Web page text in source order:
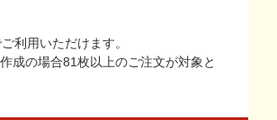
利用いただけます。
成の場合81枚以上のご注文が対象と